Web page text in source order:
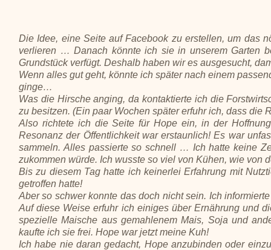
Die Idee, eine Seite auf Facebook zu erstellen, um das
verlieren … Danach könnte ich sie in unserem Garten
Grundstück verfügt. Deshalb haben wir es ausgesucht,
Wenn alles gut geht, könnte ich später nach einem
ginge…
Was die Hirsche anging, da kontaktierte ich die
zu besitzen. (Ein paar Wochen später erfuhr ich, dass die
Also richtete ich die Seite für Hope ein, in der
Resonanz der Öffentlichkeit war erstaunlich! Es war
sammeln. Alles passierte so schnell … Ich hatte keine
zukommen würde. Ich wusste so viel von Kühen, wie von
Bis zu diesem Tag hatte ich keinerlei Erfahrung mit
getroffen hatte!
Aber so schwer konnte das doch nicht sein. Ich
Auf diese Weise erfuhr ich einiges über Ernährung und
spezielle Maische aus gemahlenem Mais, Soja und
kaufte ich sie frei. Hope war jetzt meine Kuh!
Ich habe nie daran gedacht, Hope anzubinden oder